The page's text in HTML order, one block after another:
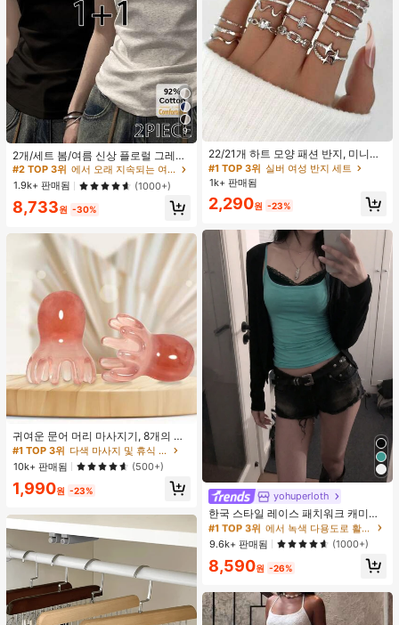
9
2개/세트 봄/여름 신상 플로럴 그레이
+ 블랙 반팔 티셔츠, 여성 슬림핏 솔리
드 컬러 언더셔츠 캐주얼
#2 TOP 3위
에서 오래 지속되는 여성 상의, 블라우스 & 티
높은 재방문 고객
#2 TOP 3위
에서 오래 지속되는 여성 상의, 블라우스 & 티
높은 재방문 고객
#2 TOP 3위
에서 오래 지속되는 여성 상의, 블라우스 & 티
높은 재방문 고객
#2 TOP 3위
에서 오래 지속되는 여성 상의, 블라우스 & 티
높은 재방문 고객
1.9k+ 판매됨 (1000+)
8,733원 -30%
귀여운 문어 머리 마사지기, 8개의 촉
수, 머리 마사지기, 괄사 페이셜 도구,
머리 & 몸 이완, 독특한 마사지 포인
트, 수동 딥 티슈 마사지 도구, 학교, 개
학, 여행, 여행 필수품, 가정 필수품, 스
파, 마사지 도구, 마사지
#1 TOP 3위
다색 마사지 및 휴식 도구
10k+ 판매됨
(500+)
1,990원 -23%
22/21개 하트 모양 패션 반지, 미니멀
리스트 크리스탈 임베디드 보헤미안
기하학 반지 세트, 발렌타인데이, 어머
니날 선물
#1 TOP 3위
실버 여성 반지 세트
거의 매진!
#1 TOP 3위 실버 여성 반지 세트
거의 매진!
#1 TOP 3위 실버 여성 반지 세트
거의 매진!
#1 TOP 3위
실버 여성 반지 세트
1k+ 판매됨
2,290원 -23%
yohuperloth
한국 스타일 레이스 패치워크 캐미솔
탱크 탑, Y2K 에스테틱, 스트리트웨어
캐주얼 여름
#1 TOP 3위
거의 매진!
#1 TOP 3위
에서 녹색 다용도로 활용 가능한 데일리 탑
거의 매진!
#1 TOP 3위
에서 녹색 다용도로 활용 가능한 데일리 탑
거의 매진!
#1 TOP 3위
에서 녹색 다용도로 활용 가능한 데일리 탑
거의 매진!
9.6k+ 판매됨 (1000+)
8,590원 -26%